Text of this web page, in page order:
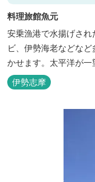
料理旅館魚元
安乗漁港で水揚げさ
ビ、伊勢海老などな
かせます。太平洋が一
伊勢志摩